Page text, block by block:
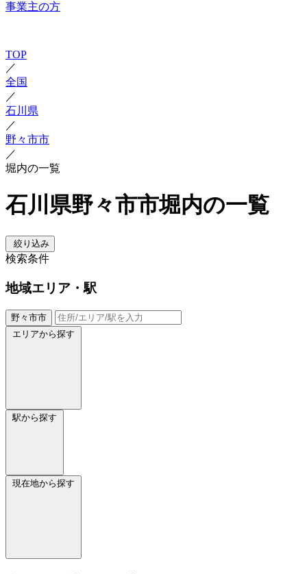
事業主の方
TOP
／
全国
／
石川県
／
野々市市
／
堀内の一覧
石川県野々市市堀内の一覧
絞り込み
検索条件
地域エリア・駅
野々市市
エリアから探す
駅から探す
現在地から探す